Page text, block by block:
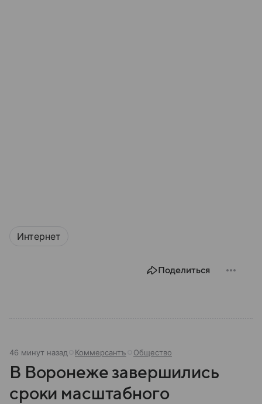
Интернет
Поделиться
46 минут назад Коммерсантъ Общество
В Воронеже завершились
сроки масштабного